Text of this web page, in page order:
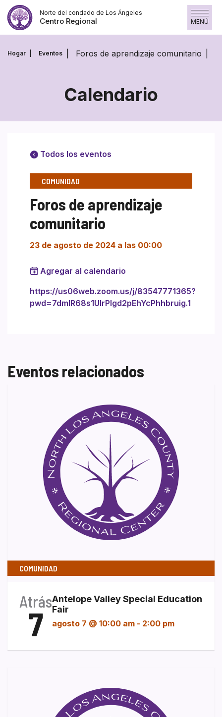
Skip
to
content
Norte del condado de Los Ángeles
Centro Regional MENÚ
Hogar Eventos Foros de aprendizaje comunitario
Calendario
Todos los eventos
COMUNIDAD
Foros de aprendizaje
comunitario
23 de agosto de 2024 a las 00:00
Agregar al calendario
https://us06web.zoom.us/j/83547771365?
pwd=7dmIR68s1UIrPIgd2pEhYcPhhbruig.1
Eventos relacionados
COMUNIDAD
Atrás
7
Antelope Valley Special Education
Fair
agosto 7 @ 10:00 am - 2:00 pm